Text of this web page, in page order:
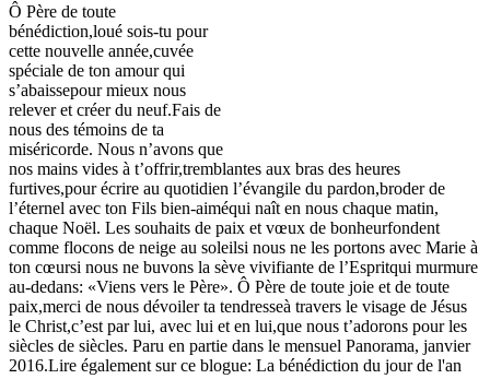
Ô Père de toute
bénédiction,loué sois-tu pour
cette nouvelle année,cuvée
spéciale de ton amour qui
s’abaissepour mieux nous
relever et créer du neuf.Fais de
nous des témoins de ta
miséricorde. Nous n’avons que
nos mains vides à t’offrir,tremblantes aux bras des heures
furtives,pour écrire au quotidien l’évangile du pardon,broder de
l’éternel avec ton Fils bien-aiméqui naît en nous chaque matin,
chaque Noël. Les souhaits de paix et vœux de bonheurfondent
comme flocons de neige au soleilsi nous ne les portons avec Marie à
ton cœursi nous ne buvons la sève vivifiante de l’Espritqui murmure
au-dedans: «Viens vers le Père». Ô Père de toute joie et de toute
paix,merci de nous dévoiler ta tendresseà travers le visage de Jésus
le Christ,c’est par lui, avec lui et en lui,que nous t’adorons pour les
siècles de siècles. Paru en partie dans le mensuel Panorama, janvier
2016.Lire également sur ce blogue: La bénédiction du jour de l'an